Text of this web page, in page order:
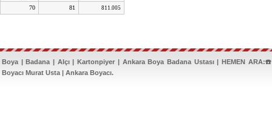
70 81 811.005
Boya | Badana | Alçı | Kartonpiyer | Ankara Boya Badana Ustası | HEMEN
Boyacı Murat Usta | Ankara Boyacı.